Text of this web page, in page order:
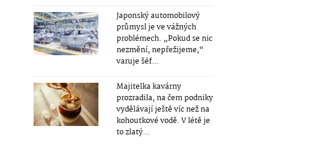
Japonský automobilový
průmysl je ve vážných
problémech. „Pokud se nic
nezmění, nepřežijeme,“
varuje šéf...
Majitelka kavárny
prozradila, na čem podniky
vydělávají ještě víc než na
kohoutkové vodě. V létě je
to zlatý...